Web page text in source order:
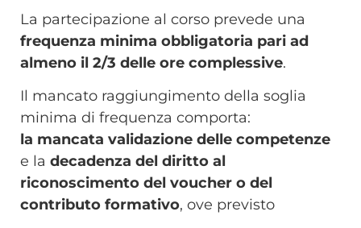
La partecipazione al corso prevede una
frequenza minima obbligatoria pari ad
almeno il 2/3 delle ore complessive.
Il mancato raggiungimento della soglia
minima di frequenza comporta:
la mancata validazione delle competenze
e la decadenza del diritto al
riconoscimento del voucher o del
contributo formativo, ove previsto